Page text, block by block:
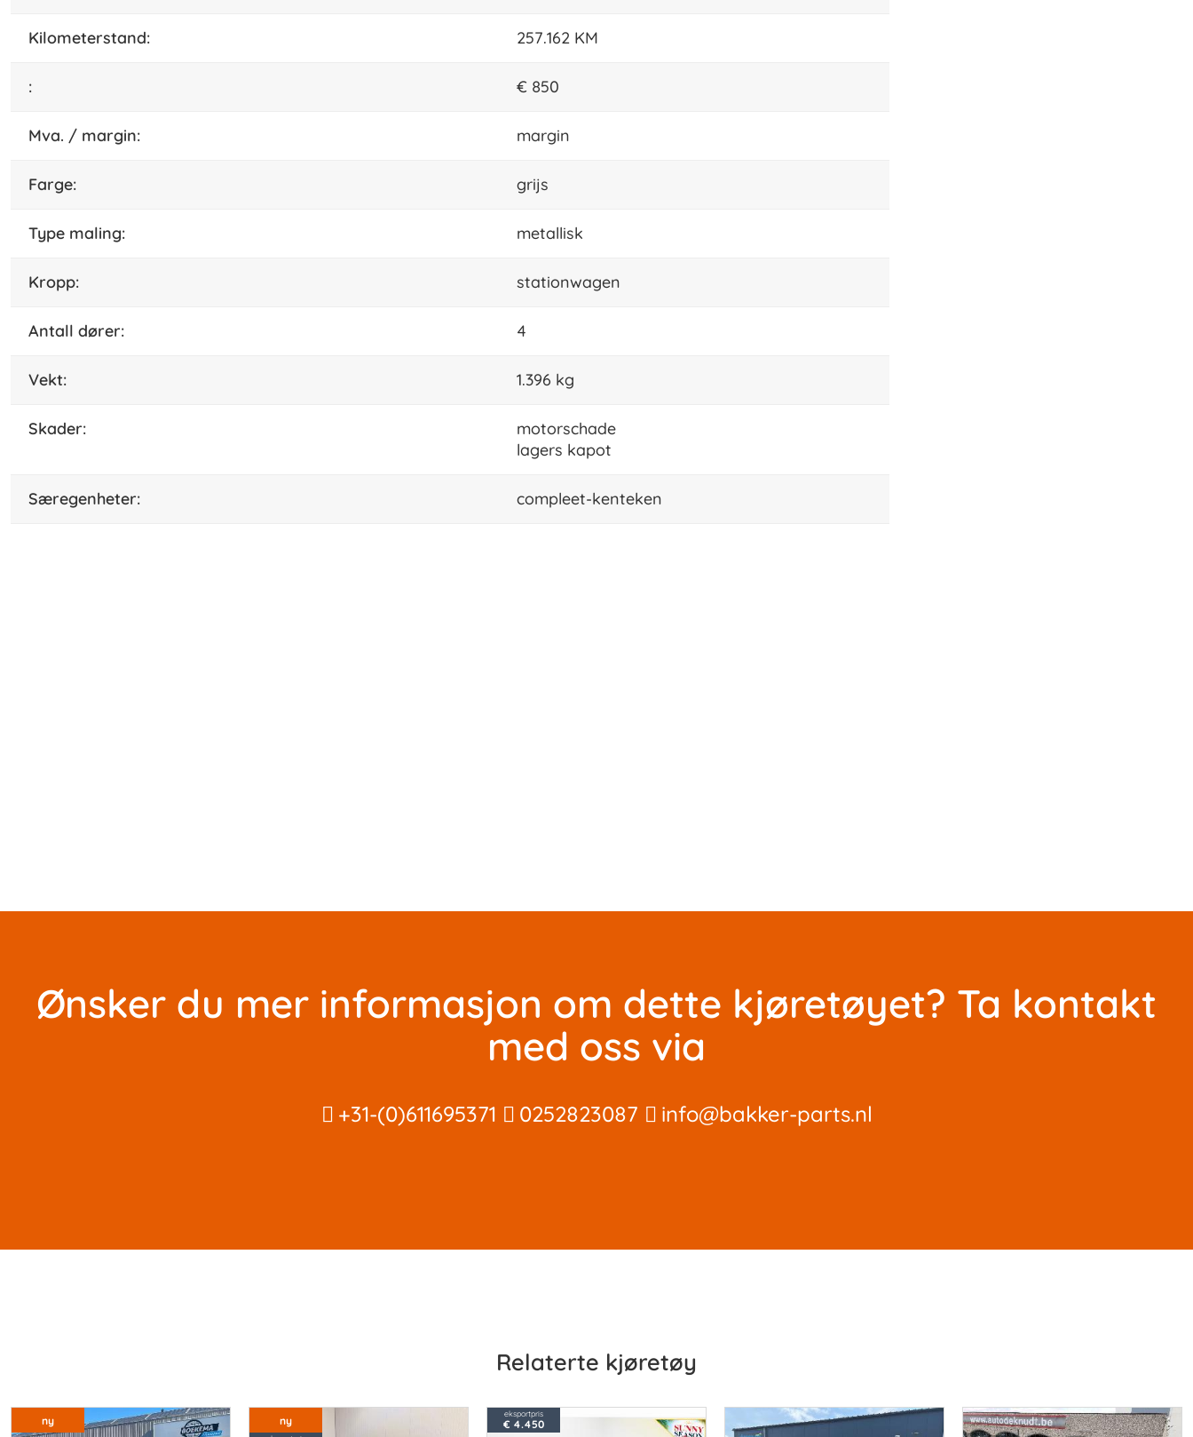
kilometerstand: 257.162 KM
: € 850
Mva. / margin: margin
farge: grijs
type maling: metallisk
kropp: stationwagen
antall dører: 4
vekt: 1.396 kg
skader:
motorschade
lagers kapot
særegenheter: compleet-kenteken
Ønsker du mer informasjon om dette kjøretøyet? Ta kontakt
med oss ​​via
+31-(0)611695371 0252823087 info@bakker-parts.nl
Relaterte kjøretøy
ny ny
eksportpris
€ 4.450